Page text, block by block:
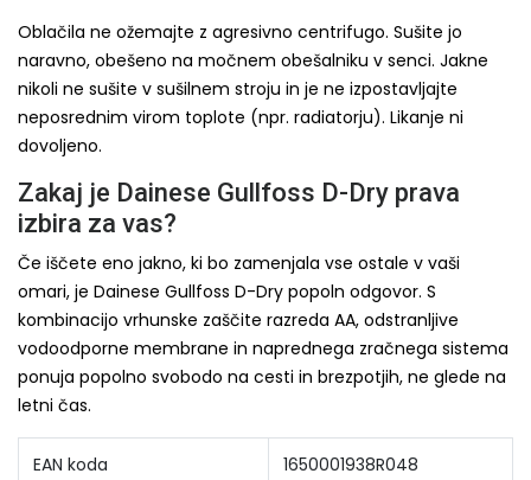
Oblačila ne ožemajte z agresivno centrifugo. Sušite jo
naravno, obešeno na močnem obešalniku v senci. Jakne
nikoli ne sušite v sušilnem stroju in je ne izpostavljajte
neposrednim virom toplote (npr. radiatorju). Likanje ni
dovoljeno.
Zakaj je Dainese Gullfoss D-Dry prava
izbira za vas?
Če iščete eno jakno, ki bo zamenjala vse ostale v vaši
omari, je Dainese Gullfoss D-Dry popoln odgovor. S
kombinacijo vrhunske zaščite razreda AA, odstranljive
vodoodporne membrane in naprednega zračnega sistema
ponuja popolno svobodo na cesti in brezpotjih, ne glede na
letni čas.
EAN koda 1650001938R048